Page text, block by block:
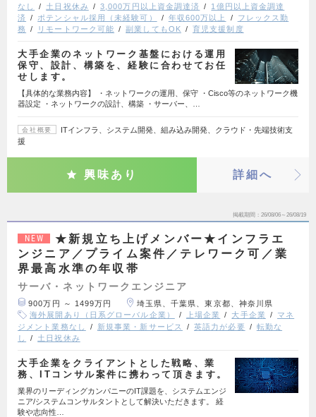
なし
土日祝休み 3,000万円以上資金調達済
1億円以上資金調達
済
ポテンシャル採用（未経験可） 年収600万以上
フレックス勤
務
リモートワーク可能 副業してもOK 育児支援制度
大手企業のネットワーク基盤における運用
保守、設計、構築を、経験に合わせてお任
せします。
【具体的な業務内容】 ・ネットワークの運用、保守 ・Cisco等のネットワーク機
器設定 ・ネットワークの設計、構築 ・サーバー、…
会社概要
ITインフラ、システム開発、組み込み開発、クラウド・先端技術支
援
興味あり 詳細へ
掲載期間 26/08/06～26/08/19
NEW
★新規立ち上げメンバー★インフラエ
ンジニア／プライム案件／テレワーク可／業
界最高水準の年収帯
サーバ・ネットワークエンジニア
900万円 ～ 1499万円
埼玉県、千葉県、東京都、神奈川県
海外展開あり（日系グローバル企業）
上場企業 大手企業
マネ
ジメント業務なし
新規事業・新サービス 英語力が必要
転勤な
し
土日祝休み
大手企業をクライアントとした戦略、業
務、ITコンサル案件に携わって頂きます。
業界のリーディングカンパニーのIT課題を、システムエンジ
ニア/システムコンサルタントとして解決いただきます。 経
験や志向性…